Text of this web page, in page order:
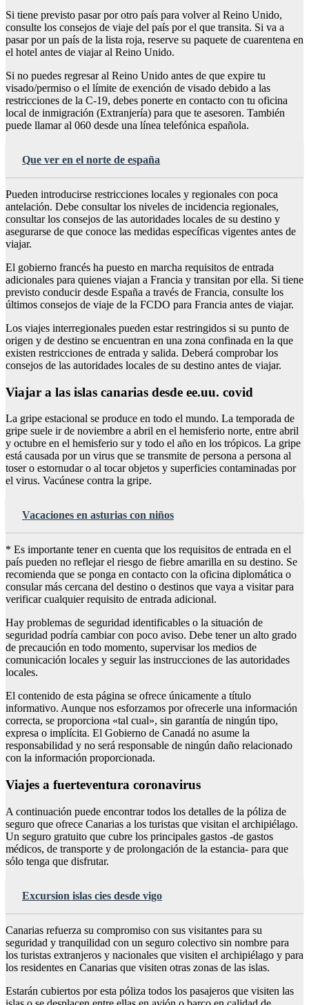
Si tiene previsto pasar por otro país para volver al Reino Unido,
consulte los consejos de viaje del país por el que transita. Si va a
pasar por un país de la lista roja, reserve su paquete de cuarentena en
el hotel antes de viajar al Reino Unido.
Si no puedes regresar al Reino Unido antes de que expire tu
visado/permiso o el límite de exención de visado debido a las
restricciones de la C-19, debes ponerte en contacto con tu oficina
local de inmigración (Extranjería) para que te asesoren. También
puede llamar al 060 desde una línea telefónica española.
Que ver en el norte de españa
Pueden introducirse restricciones locales y regionales con poca
antelación. Debe consultar los niveles de incidencia regionales,
consultar los consejos de las autoridades locales de su destino y
asegurarse de que conoce las medidas específicas vigentes antes de
viajar.
El gobierno francés ha puesto en marcha requisitos de entrada
adicionales para quienes viajan a Francia y transitan por ella. Si tiene
previsto conducir desde España a través de Francia, consulte los
últimos consejos de viaje de la FCDO para Francia antes de viajar.
Los viajes interregionales pueden estar restringidos si su punto de
origen y de destino se encuentran en una zona confinada en la que
existen restricciones de entrada y salida. Deberá comprobar los
consejos de las autoridades locales de su destino antes de viajar.
Viajar a las islas canarias desde ee.uu. covid
La gripe estacional se produce en todo el mundo. La temporada de
gripe suele ir de noviembre a abril en el hemisferio norte, entre abril
y octubre en el hemisferio sur y todo el año en los trópicos. La gripe
está causada por un virus que se transmite de persona a persona al
toser o estornudar o al tocar objetos y superficies contaminadas por
el virus. Vacúnese contra la gripe.
Vacaciones en asturias con niños
* Es importante tener en cuenta que los requisitos de entrada en el
país pueden no reflejar el riesgo de fiebre amarilla en su destino. Se
recomienda que se ponga en contacto con la oficina diplomática o
consular más cercana del destino o destinos que vaya a visitar para
verificar cualquier requisito de entrada adicional.
Hay problemas de seguridad identificables o la situación de
seguridad podría cambiar con poco aviso. Debe tener un alto grado
de precaución en todo momento, supervisar los medios de
comunicación locales y seguir las instrucciones de las autoridades
locales.
El contenido de esta página se ofrece únicamente a título
informativo. Aunque nos esforzamos por ofrecerle una información
correcta, se proporciona «tal cual», sin garantía de ningún tipo,
expresa o implícita. El Gobierno de Canadá no asume la
responsabilidad y no será responsable de ningún daño relacionado
con la información proporcionada.
Viajes a fuerteventura coronavirus
A continuación puede encontrar todos los detalles de la póliza de
seguro que ofrece Canarias a los turistas que visitan el archipiélago.
Un seguro gratuito que cubre los principales gastos -de gastos
médicos, de transporte y de prolongación de la estancia- para que
sólo tenga que disfrutar.
Excursion islas cies desde vigo
Canarias refuerza su compromiso con sus visitantes para su
seguridad y tranquilidad con un seguro colectivo sin nombre para
los turistas extranjeros y nacionales que visiten el archipiélago y para
los residentes en Canarias que visiten otras zonas de las islas.
Estarán cubiertos por esta póliza todos los pasajeros que visiten las